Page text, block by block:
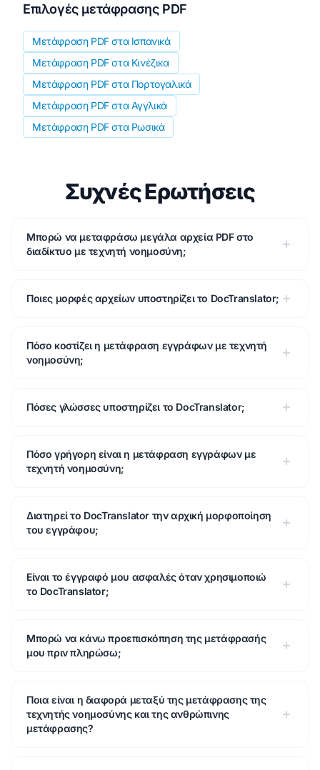
Επιλογές μετάφρασης PDF
Μετάφραση PDF στα Ισπανικά
Μετάφραση PDF στα Κινέζικα
Μετάφραση PDF στα Πορτογαλικά
Μετάφραση PDF στα Αγγλικά
Μετάφραση PDF στα Ρωσικά
Συχνές Ερωτήσεις
Μπορώ να μεταφράσω μεγάλα αρχεία PDF στο
διαδίκτυο με τεχνητή νοημοσύνη;
Ποιες μορφές αρχείων υποστηρίζει το DocTranslator;
Πόσο κοστίζει η μετάφραση εγγράφων με τεχνητή
νοημοσύνη;
Πόσες γλώσσες υποστηρίζει το DocTranslator;
Πόσο γρήγορη είναι η μετάφραση εγγράφων με
τεχνητή νοημοσύνη;
Διατηρεί το DocTranslator την αρχική μορφοποίηση
του εγγράφου;
Είναι το έγγραφό μου ασφαλές όταν χρησιμοποιώ
το DocTranslator;
Μπορώ να κάνω προεπισκόπηση της μετάφρασής
μου πριν πληρώσω;
Ποια είναι η διαφορά μεταξύ της μετάφρασης της
τεχνητής νοημοσύνης και της ανθρώπινης
μετάφρασης?